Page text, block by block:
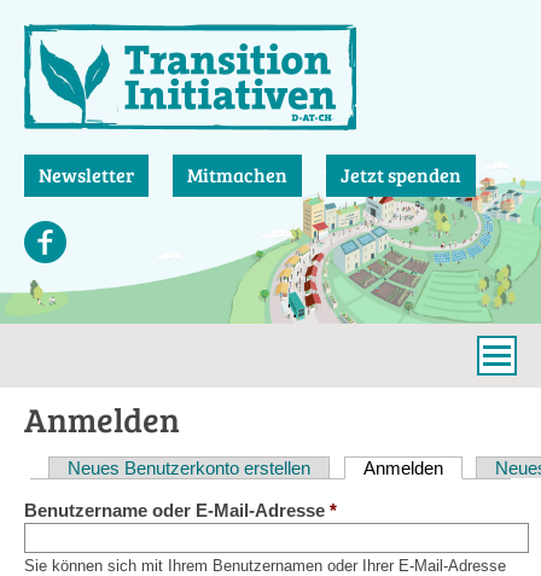
zum
Inhalt
Newsletter Mitmachen Jetzt spenden
Anmelden
Haupt-
Reiter
Neues Benutzerkonto erstellen Anmelden(aktiver
Benutzername oder E-Mail-Adresse *
Sie können sich mit Ihrem Benutzernamen oder Ihrer E-Mail-Adresse